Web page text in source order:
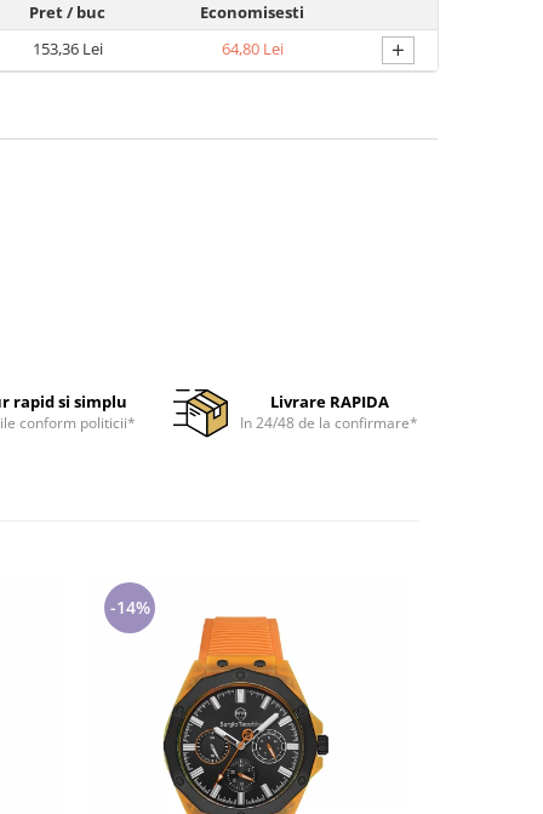
Pret/ buc
Economisesti
153,36 Lei
64,80 Lei +
rapid si simplu
conform politicii*
Livrare RAPIDA
In 24/48 de la confirmare*
-14%